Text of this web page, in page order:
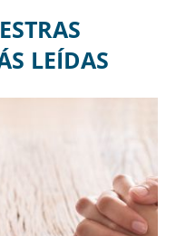
LEÍDAS